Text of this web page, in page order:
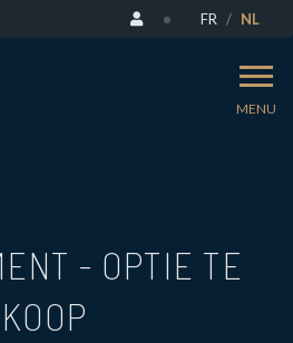
FR NL
MENU
- OPTIE TE
KOOP